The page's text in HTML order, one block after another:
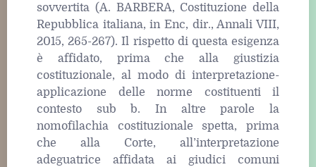
sovvertita (A. BARBERA, Costituzione della
Repubblica italiana, in Enc, dir., Annali VIII,
2015, 265-267). Il rispetto di questa esigenza
è affidato, prima che alla giustizia
costituzionale, al modo di interpretazione-
applicazione delle norme costituenti il
contesto sub b. In altre parole la
nomofilachia costituzionale spetta, prima
che alla Corte, all’interpretazione
adeguatrice affidata ai giudici comuni